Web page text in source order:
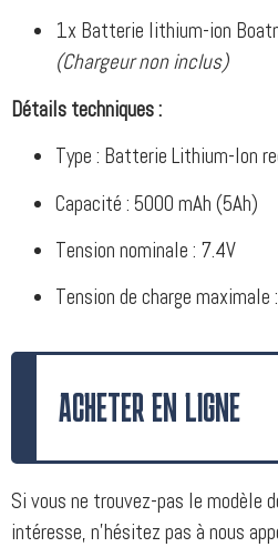
1x Batterie lithium-ion
(Chargeur non inclus)
Détails techniques :
Type : Batterie Lithium-Ion
Capacité : 5000 mAh (5Ah)
Tension nominale : 7.4V
Tension de charge maximale
ACHETER EN LIGNE
Si vous ne trouvez-pas le modèle
intéresse, n’hésitez pas à nous